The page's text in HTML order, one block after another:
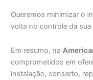
Queremos minimizar o
volta no controle da sua
Em resumo, na
comprometidos em
instalação, conserto,